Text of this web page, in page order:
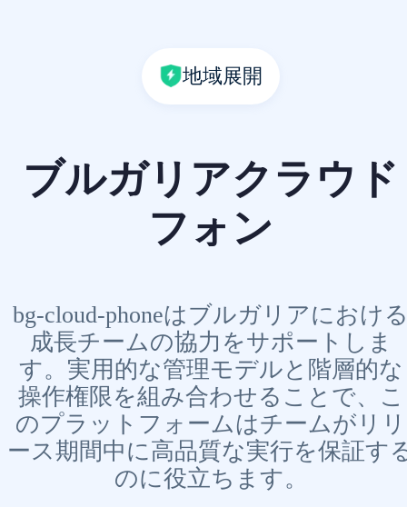
地域展開
ブルガリアクラウド
フォン
bg-cloud-phoneはブルガリアにおけ
成長チームの協力をサポートしま
す。実用的な管理モデルと階層的な
操作権限を組み合わせることで、こ
のプラットフォームはチームがリリ
ース期間中に高品質な実行を保証す
のに役立ちます。